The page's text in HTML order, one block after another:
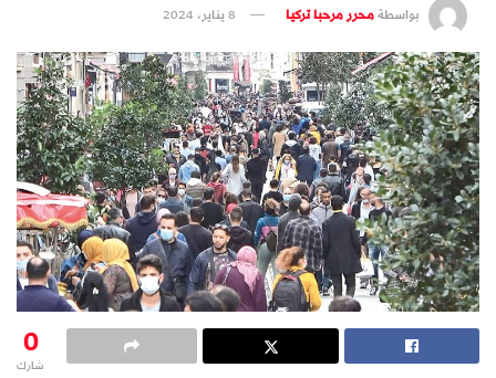
بواسطةمحرر مرحبا تركيا 8 يناير، 2024
0
شارك